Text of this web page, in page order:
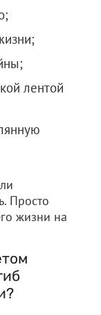
лентой
Просто
жизни на